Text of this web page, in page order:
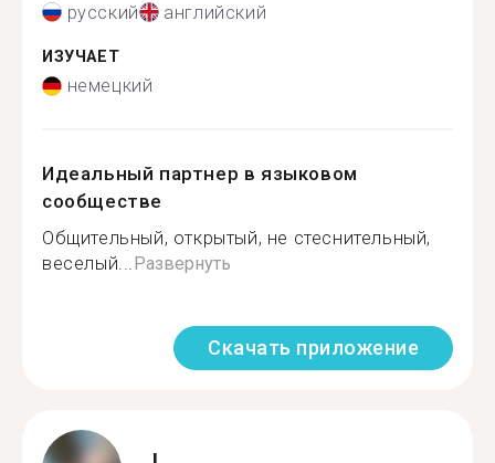
русский английский
ИЗУЧАЕТ
немецкий
Идеальный партнер в языковом
сообществе
Общительный, открытый, не стеснительный,
веселый...Развернуть
Скачать приложение